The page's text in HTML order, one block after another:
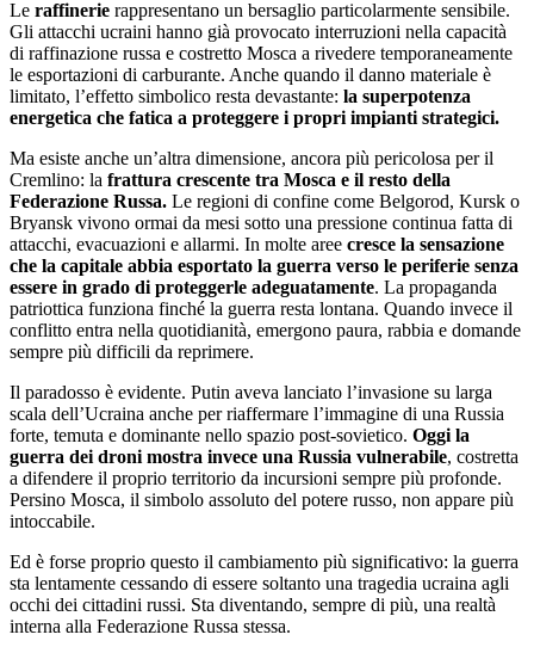
Le raffinerie rappresentano un bersaglio particolarmente sensibile.
Gli attacchi ucraini hanno già provocato interruzioni nella capacità
di raffinazione russa e costretto Mosca a rivedere temporaneamente
le esportazioni di carburante. Anche quando il danno materiale è
limitato, l’effetto simbolico resta devastante: la superpotenza
energetica che fatica a proteggere i propri impianti strategici.
Ma esiste anche un’altra dimensione, ancora più pericolosa per il
Cremlino: la frattura crescente tra Mosca e il resto della
Federazione Russa. Le regioni di confine come Belgorod, Kursk o
Bryansk vivono ormai da mesi sotto una pressione continua fatta di
attacchi, evacuazioni e allarmi. In molte aree cresce la sensazione
che la capitale abbia esportato la guerra verso le periferie senza
essere in grado di proteggerle adeguatamente. La propaganda
patriottica funziona finché la guerra resta lontana. Quando invece il
conflitto entra nella quotidianità, emergono paura, rabbia e domande
sempre più difficili da reprimere.
Il paradosso è evidente. Putin aveva lanciato l’invasione su larga
scala dell’Ucraina anche per riaffermare l’immagine di una Russia
forte, temuta e dominante nello spazio post-sovietico. Oggi la
guerra dei droni mostra invece una Russia vulnerabile, costretta
a difendere il proprio territorio da incursioni sempre più profonde.
Persino Mosca, il simbolo assoluto del potere russo, non appare più
intoccabile.
Ed è forse proprio questo il cambiamento più significativo: la guerra
sta lentamente cessando di essere soltanto una tragedia ucraina agli
occhi dei cittadini russi. Sta diventando, sempre di più, una realtà
interna alla Federazione Russa stessa.